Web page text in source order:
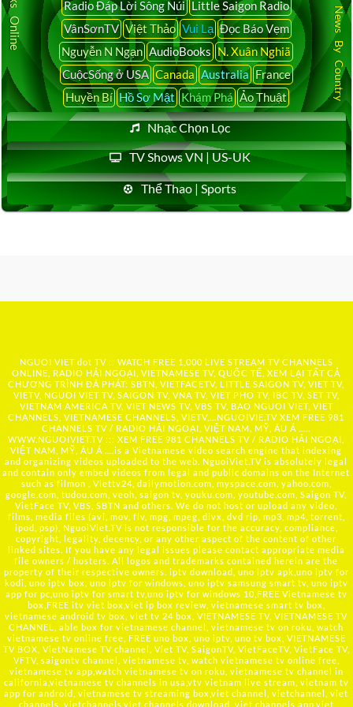
Radio Đáp Lời Sông Núi Little Saigon Radio
VânSơnTV Việt Thảo Vui Lạ Đọc Báo Vẹm
Nguyễn N Ngạn AudioBooks N. Xuân Nghiã
CuộcSống ở USA Canada Australia France
Huyền Bí Hồ Sơ Mật Khám Phá Ảo Thuật
Nhạc Chọn Lọc
TV Shows VN | US-UK
Thể Thao | Sports
Latest News By Country
NGUOI VIET dot TV :: WATCH FREE 1,000 LIVE STREAM TV CHANNELS
ONLINE, RADIO HẢI NGOẠI, VIETNAMESE TV, QUỐC TẾ, XEM LẠI TẤT CẢ
CHƯƠNG TRÌNH ĐÃ PHÁT: SBTN, VIETFACETV, LITTLE SAIGON TV, VIET TV,
VIETV, NGUOI VIET TV, SAIGON TV, VNA TV, VIET PHO TV, IBC TV, SET TV,
VIETNAM AMERICA TV, VIET NEWS TV, VBS TV, BAO NGUOI VIET, VIET
CHANNELS, VIETNAMESE CHANNELS, VIETV,... NGUOIVIE.TV XEM FREE 981
CHANNELS TV / RADIO HẢI NGOẠI, VIỆT NAM, MỸ, ÂU Á …..
WWW.NGUOIVIET.TV ::: XEM FREE 981 CHANNELS TV / RADIO HẢI NGOẠI,
VIỆT NAM, MỸ, ÂU Á ….is a Vietnamese video search engine that indexing
and organizing videos uploaded to the web. NguoiViet.TV is absolutely legal
and contain only embed videos from legal and public domains on the Internet
such as filmon , Viettv24, dailymotion.com, myspace.com, yahoo.com,
google.com, tudou.com, veoh, saigon tv, youku.com, youtube.com, Saigon TV,
VietFace TV, VBS, SBTN and others. We do not host or upload any video,
films, media files (avi, mov, flv, mpg, mpeg, divx, dvd rip, mp3, mp4, torrent,
ipod, psp), NguoiViet.TV is not responsible for the accuracy, compliance,
copyright, legality, decency, or any other aspect of the content of other
linked sites. If you have any legal issues please contact appropriate media
file owners / hosters. All logos and trademarks contained herein are the
property of their respective owners. iptv download, uno iptv apk,uno iptv for
kodi, uno iptv box, uno iptv for windows, uno iptv samsung smart tv, uno iptv
app for pc,uno iptv for smart tv,uno iptv for windows 10,FREE Vietnamese tv
box,FREE itv viet box,viet ip box review, vietnamese smart tv box,
vietnamese android tv box, viet tv 24 box, VIETNAMESE TV, VIETNAMESE TV
CHANNEL, able box for vietnamese channel, vietnamese tv on roku, watch
vietnamese tv online free, FREE uno box, uno iptv, uno tv box, VIETNAMESE
TV BOX, VietNamese TV channel, Viet TV, SaigonTV, VietFaceTV, VietFace TV,
VFTV, saigontv channel, vietnamese tv, watch vietnamese tv online free,
vietnamese tv app,watch vietnamese tv on roku, vietnamese tv channel in
california,vietnamese tv channels in usa,vtv vietnam live stream, vietnam tv
app for android, vietnamese tv streaming box,viet channel, vietchannel, viet
channels, vietchannels,viet channels download, viet channels app,viet